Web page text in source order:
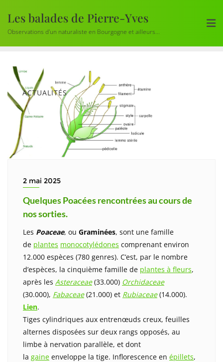
content
Les balades de Pierre-Yves
Observations d'un naturaliste en Bourgogne et ailleurs...
ACTUALITÉS
2 mai 2025
Quelques Poacées rencontrées au cours de
nos sorties.
Les Poaceae, ou Graminées, sont une famille
de plantes monocotylédones comprenant environ
12.000 espèces (780 genres). C’est, par le nombre
d’espèces, la cinquième famille de plantes à fleurs,
après les Asteraceae(33.000) Orchidaceae
(30.000), Fabaceae(21.000) et Rubiaceae(14.000).
Lien.
Tiges cylindriques aux entrenœuds creux, feuilles
alternes disposées sur deux rangs opposés, au
limbe à nervation parallèle, et dont
la gaine enveloppe la tige. Inflorescence en épillets,